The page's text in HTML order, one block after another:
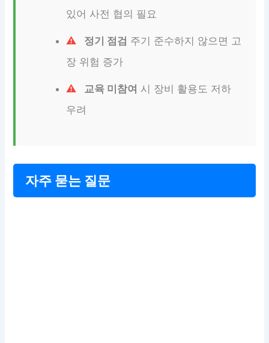
있어 사전 협의 필요
정기 점검 주기 준수하지 않으면 고
장 위험 증가
교육 미참여 시 장비 활용도 저하
우려
자주 묻는 질문